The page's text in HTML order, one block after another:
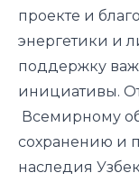
проекте и
энергетики и
поддержку
инициативы.
Всемирному
сохранению и
наследия